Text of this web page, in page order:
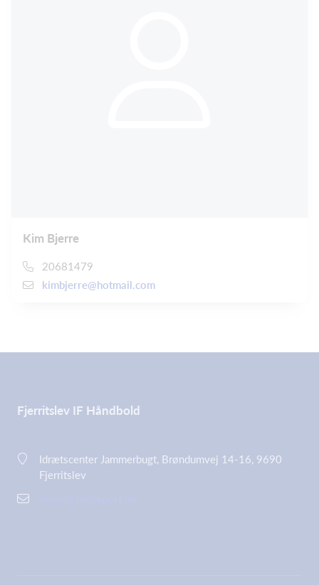
Kim Bjerre
20681479
kimbjerre@hotmail.com
Fjerritslev IF Håndbold
Idrætscenter Jammerbugt, Brøndumvej 14-16, 9690
Fjerritslev